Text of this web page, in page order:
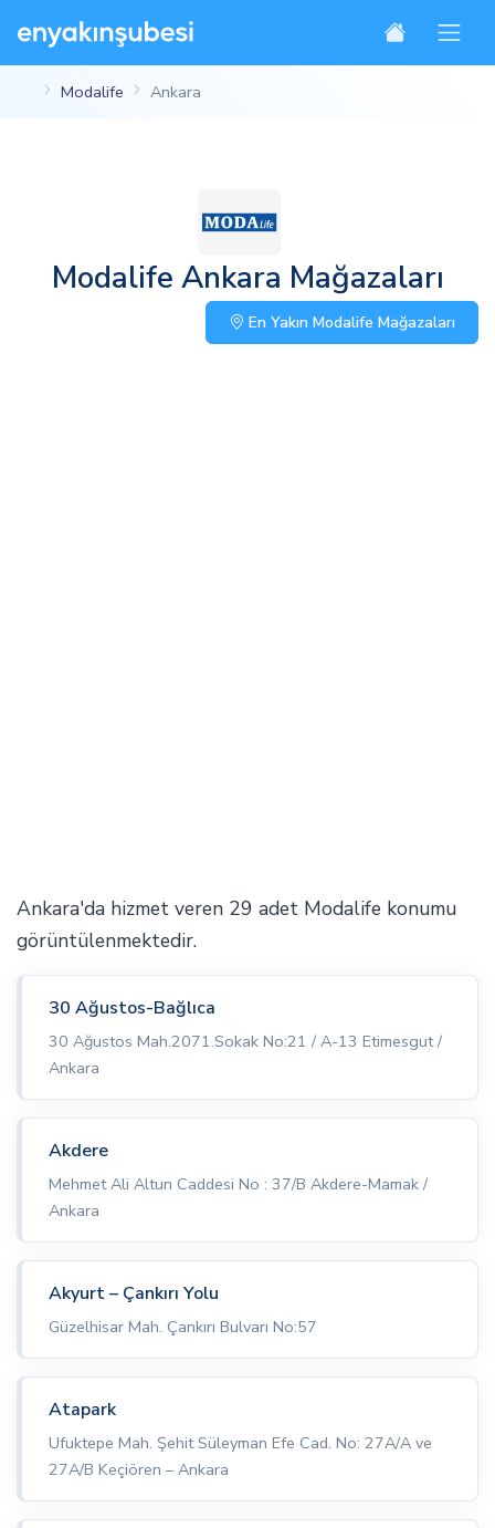
Modalife Ankara
Modalife Ankara Mağazaları
En Yakın Modalife Mağazaları
Ankara'da hizmet veren 29 adet Modalife konumu
görüntülenmektedir.
30 Ağustos-Bağlıca
30 Ağustos Mah.2071.Sokak No:21 / A-13 Etimesgut /
Ankara
Akdere
Mehmet Ali Altun Caddesi No : 37/B Akdere-Mamak /
Ankara
Akyurt – Çankırı Yolu
Güzelhisar Mah. Çankırı Bulvarı No:57
Atapark
Ufuktepe Mah. Şehit Süleyman Efe Cad. No: 27A/A ve
27A/B Keçiören – Ankara